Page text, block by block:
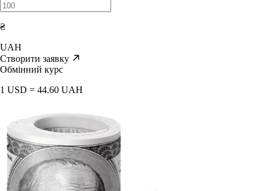
₴
UAH
Створити заявку
Обмінний курс
1 USD = 44.60 UAH